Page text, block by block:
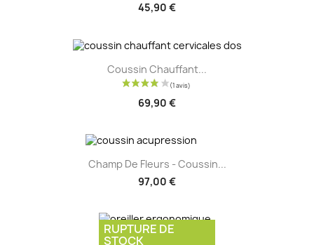
45,90 €
Coussin Chauffant...
69,90 €
Champ De Fleurs - Coussin...
97,00 €
RUPTURE DE
STOCK